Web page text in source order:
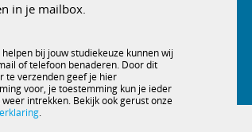
in je mailbox.
helpen bij jouw studiekeuze kunnen wij
of telefoon benaderen. Door dit
te verzenden geef je hier
voor, je toestemming kun je ieder
intrekken. Bekijk ook gerust onze
.